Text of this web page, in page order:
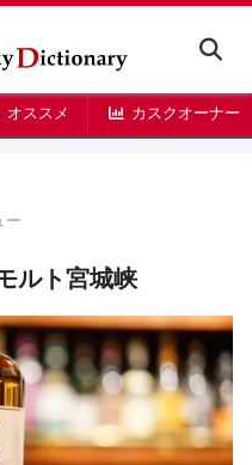
オススメ カスクオーナー
ー
ルト宮城峡